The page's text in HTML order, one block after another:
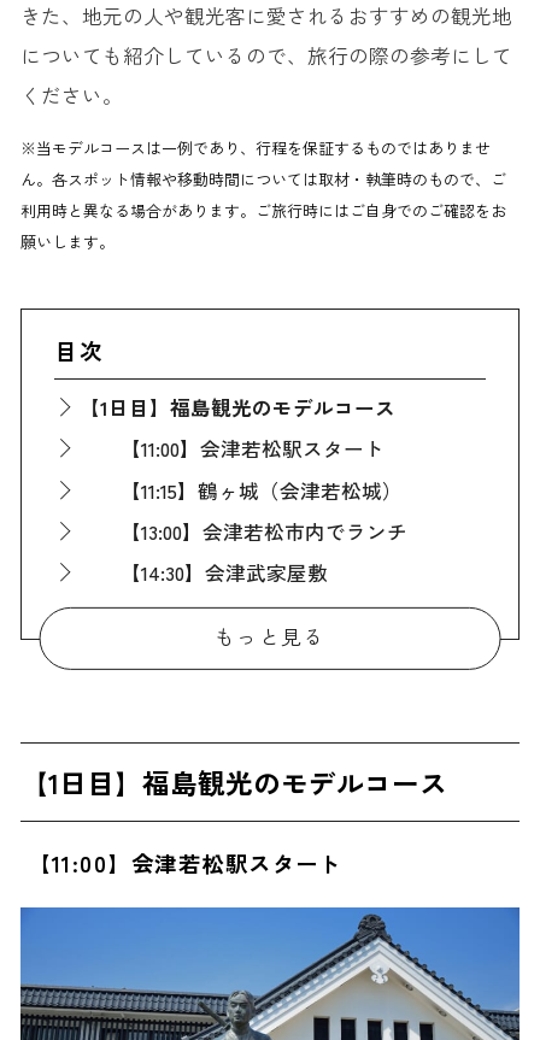
きた、地元の人や観光客に愛されるおすすめの観光地
についても紹介しているので、旅行の際の参考にして
ください。
※当モデルコースは一例であり、行程を保証するものではありませ
ん。各スポット情報や移動時間については取材・執筆時のもので、ご
利用時と異なる場合があります。ご旅行時にはご自身でのご確認をお
願いします。
目次
【1日目】福島観光のモデルコース
【11:00】会津若松駅スタート
【11:15】鶴ヶ城（会津若松城）
【13:00】会津若松市内でランチ
【14:30】会津武家屋敷
【16:00】七日町通り散策
【18:00】会津若松市内でディナー
【2日目】福島観光のモデルコース
【09:00】会津若松駅スタート
【10:30】猪苗代湖畔
【11:30】野口英世記念館
【13:00】五色沼エリアでランチ
【18:00】郡山駅周辺で買い物・ディナー
旅サラダで取材した福島のおすすめ観光スポット
もっと見る
【1日目】福島観光のモデルコース
【11:00】会津若松駅スタート